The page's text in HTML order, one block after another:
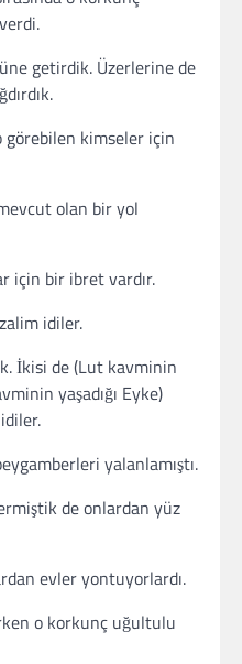
getirdik. Üzerlerine de
görebilen kimseler için
olan bir yol
için bir ibret vardır.
idiler.
İkisi de (Lut kavminin
yaşadığı Eyke)
yalanlamıştı.
de onlardan yüz
evler yontuyorlardı.
o korkunç uğultulu